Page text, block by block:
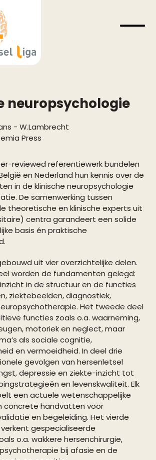
neuropsychologie
- W.Lambrecht
Press
reviewed referentiewerk bundelen
en Nederland hun kennis over de
in de klinische neuropsychologie
De samenwerking tussen
theoretische en klinische experts uit
centra garandeert een solide
basis én praktische
uit vier overzichtelijke delen.
worden de fundamenten gelegd:
in de structuur en de functies
ziektebeelden, diagnostiek,
Het tweede deel
functies zoals o.a. waarneming,
motoriek en neglect, maar
als sociale cognitie,
en vermoeidheid. In deel drie
gevolgen van hersenletsel
depressie en ziekte-inzicht tot
en levenskwaliteit. Elk
een actuele wetenschappelijke
concrete handvatten voor
en begeleiding. Het vierde
gespecialiseerde
o.a. wakkere hersenchirurgie,
bij afasie en de